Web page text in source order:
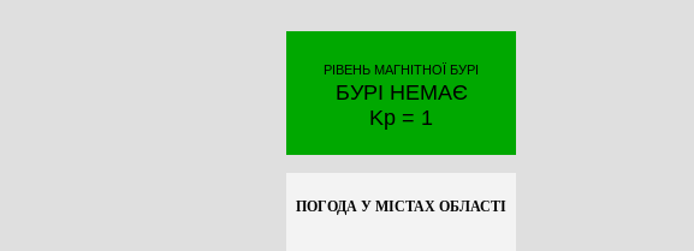
РІВЕНЬ МАГНІТНОЇ БУРІ
БУРІ НЕМАЄ
Kp = 1
ПОГОДА У МІСТАХ ОБЛАСТІ